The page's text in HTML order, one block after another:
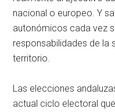
nacional o europeo. Y
autonómicos cada vez
responsabilidades de la
territorio.
Las elecciones
actual ciclo electoral